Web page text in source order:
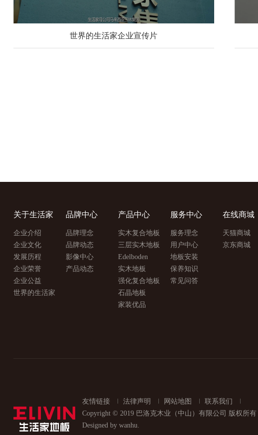
世界的生活家企业宣传片
关于生活家
企业介绍
企业文化
发展历程
企业荣誉
企业公益
世界的生活家
品牌中心
品牌理念
品牌动态
影像中心
产品动态
产品中心
实木复合地板
三层实木地板
Edelboden
实木地板
强化复合地板
石晶地板
家装优品
服务中心
服务理念
用户中心
地板安装
保养知识
常见问答
在线商城
天猫商城
京东商城
友情链接 法律声明 网站地图
联系我们
Copyright © 2019 巴洛克木业（中山）有限公司 版权所有
Designed by wanhu.